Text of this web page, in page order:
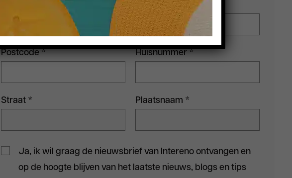
Telefoonnummer
Postcode* Huisnummer*
Straat* Plaatsnaam *
Ja, ik wil graag de nieuwsbrief van Intereno ontvangen en
op de hoogte blijven van het laatste nieuws, blogs en tips